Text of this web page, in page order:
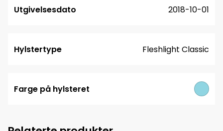
Utgivelsesdato 2018-10-01
Hylstertype Fleshlight Classic
Farge på hylsteret